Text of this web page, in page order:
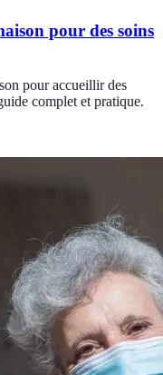
pour des soins
pour accueillir des
complet et pratique.